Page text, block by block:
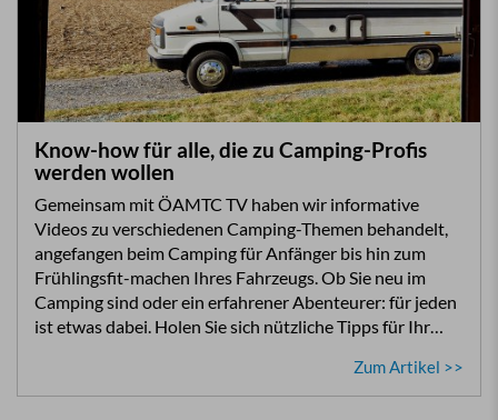
Know-how für alle, die zu Camping-Profis
werden wollen
Gemeinsam mit ÖAMTC TV haben wir informative
Videos zu verschiedenen Camping-Themen behandelt,
angefangen beim Camping für Anfänger bis hin zum
Frühlingsfit-machen Ihres Fahrzeugs. Ob Sie neu im
Camping sind oder ein erfahrener Abenteurer: für jeden
ist etwas dabei. Holen Sie sich nützliche Tipps für Ihr…
Zum Artikel >>